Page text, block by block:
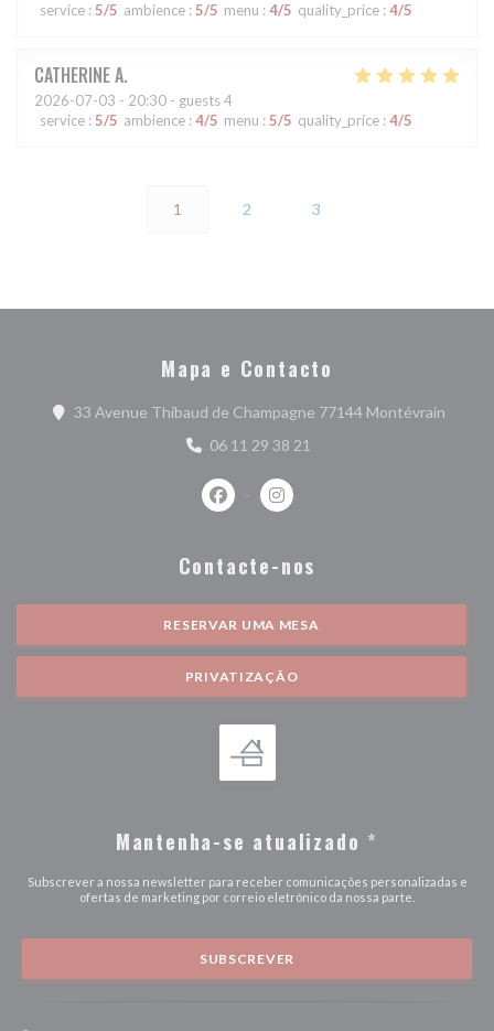
service : 5/5 ambience : 5/5 menu : 4/5 quality_price : 4/5
CATHERINEA
2026-07-03 - 20:30 - guests 4
service : 5/5 ambience : 4/5 menu : 5/5 quality_price : 4/5
1 2 3
Mapa e Contacto
33 Avenue Thibaud de Champagne 77144 Montévrain
06 11 29 38 21
Facebook ((abre numa nova janela))
Instagram ((abre numa nova
Contacte-nos
RESERVAR UMA MESA
PRIVATIZAÇÃO
Mantenha-se atualizado *
Subscrever a nossa newsletter para receber comunicações personalizadas e
ofertas de marketing por correio eletrónico da nossa parte.
SUBSCREVER